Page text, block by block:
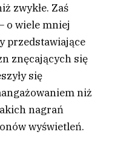
zwykłe. Zaś
o wiele mniej
przedstawiające
znęcających się
się
niż
nagrań
wyświetleń.